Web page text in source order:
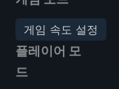
게임 속도 설정
플레이어 모
드